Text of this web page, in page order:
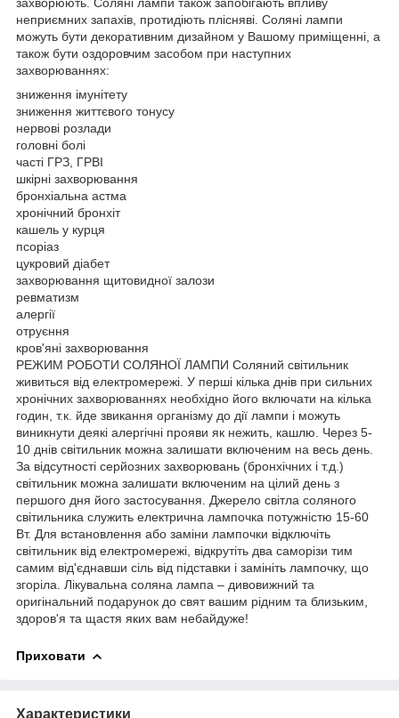
неприємних запахів, протидіють плісняві. Соляні лампи
можуть бути декоративним дизайном у Вашому приміщенні, а
також бути оздоровчим засобом при наступних
захворюваннях:
зниження імунітету
зниження життєвого тонусу
нервові розлади
головні болі
часті ГРЗ, ГРВІ
шкірні захворювання
бронхіальна астма
хронічний бронхіт
кашель у курця
псоріаз
цукровий діабет
захворювання щитовидної залози
ревматизм
алергії
отруєння
кров'яні захворювання
РЕЖИМ РОБОТИ СОЛЯНОЇ ЛАМПИ Соляний світильник
живиться від електромережі. У перші кілька днів при сильних
хронічних захворюваннях необхідно його включати на кілька
годин, т.к. йде звикання організму до дії лампи і можуть
виникнути деякі алергічні прояви як нежить, кашлю. Через 5-
10 днів світильник можна залишати включеним на весь день.
За відсутності серйозних захворювань (бронхічних і т.д.)
світильник можна залишати включеним на цілий день з
першого дня його застосування. Джерело світла соляного
світильника служить електрична лампочка потужністю 15-60
Вт. Для встановлення або заміни лампочки відключіть
світильник від електромережі, відкрутіть два саморізи тим
самим від'єднавши сіль від підставки і замініть лампочку, що
згоріла. Лікувальна соляна лампа – дивовижний та
оригінальний подарунок до свят вашим рідним та близьким,
здоров'я та щастя яких вам небайдуже!
Приховати
Характеристики